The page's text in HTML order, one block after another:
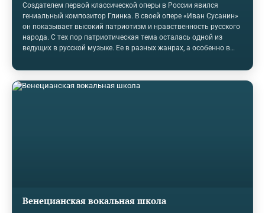
Создателем первой классической оперы в России явился
гениальный композитор Глинка. В своей опере «Иван Сусанин»
он показывает высокий патриотизм и нравственность русского
народа. С тех пор патриотическая тема осталась одной из
ведущих в русской музыке. Ее в разных жанрах, а особенно в
композиторы XX века. Наиболее близкие по времени – да и по
духу! - продолжатели традиции "Ивана Сусанина" – Бородин и
Мусоргский. Именно их операм «Князь Игорь» и «Борис
Венецианская вокальная школа